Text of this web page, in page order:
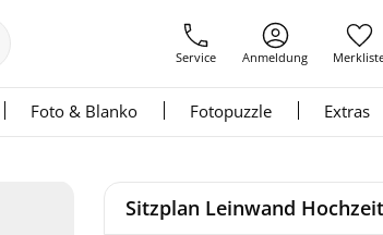
Service Anmeldung
Foto & Blanko Fotopuzzle Extras
Sitzplan Leinwand